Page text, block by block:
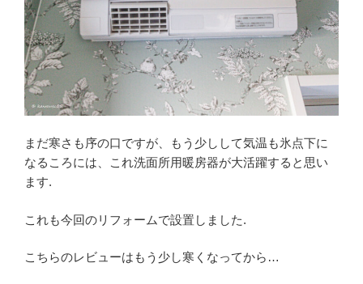
まだ寒さも序の口ですが、もう少しして気温も氷点下に
なるころには、これ洗面所用暖房器が大活躍すると思い
ます.
これも今回のリフォームで設置しました.
こちらのレビューはもう少し寒くなってから…